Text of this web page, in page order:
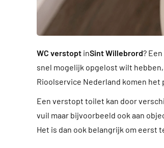
WC verstopt inSint Willebrord?
snel mogelijk opgelost wilt
Rioolservice Nederland komen het
Een verstopt toilet kan door
vuil maar bijvoorbeeld ook aan
Het is dan ook belangrijk om eerst